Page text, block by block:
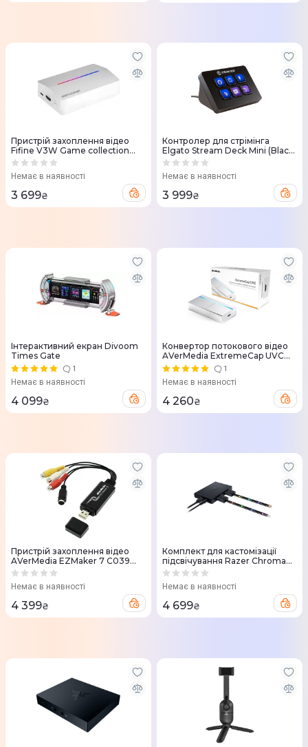
Пристрій захоплення відео
Fifine V3W Game collection
card white
Немає в наявності
3 699₴
Контролер для стрімінга
Elgato Stream Deck Mini (Black)
10GAI9901
Немає в наявності
3 999₴
Інтерактивний екран Divoom
Times Gate
1
Немає в наявності
4 099₴
Конвертор потокового відео
AVerMedia ExtremeCap UVC
BU110 Silver
1
Немає в наявності
4 260₴
Пристрій захоплення відео
AVerMedia EZMaker 7 C039
(61C039XX00BH)
Немає в наявності
4 399₴
Комплект для кастомізації
підсвічування Razer Chroma
Hardware Development Kit
Немає в наявності
4 699₴